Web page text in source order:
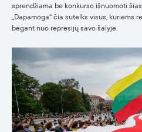
sprendžiama be konkurso išnuomoti
„Dapamoga“ čia sutelks visus, kuriems
bėgant nuo represijų savo šalyje.